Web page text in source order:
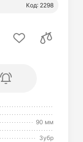
Код: 2298
90 мм
Зубр